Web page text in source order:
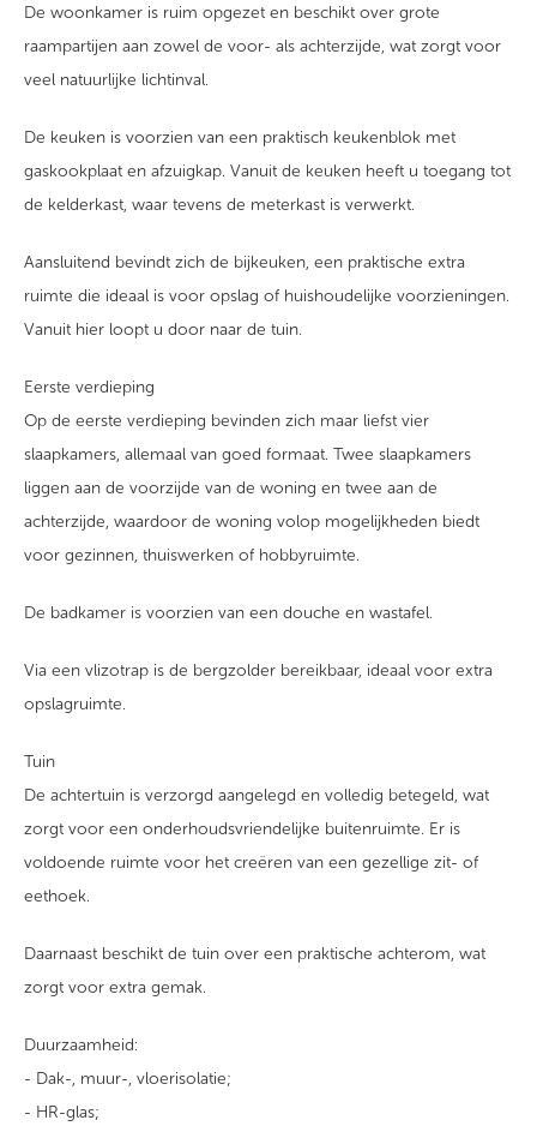
De woonkamer is ruim opgezet en beschikt over grote
raampartijen aan zowel de voor- als achterzijde, wat zorgt voor
veel natuurlijke lichtinval.
De keuken is voorzien van een praktisch keukenblok met
gaskookplaat en afzuigkap. Vanuit de keuken heeft u toegang tot
de kelderkast, waar tevens de meterkast is verwerkt.
Aansluitend bevindt zich de bijkeuken, een praktische extra
ruimte die ideaal is voor opslag of huishoudelijke voorzieningen.
Vanuit hier loopt u door naar de tuin.
Eerste verdieping
Op de eerste verdieping bevinden zich maar liefst vier
slaapkamers, allemaal van goed formaat. Twee slaapkamers
liggen aan de voorzijde van de woning en twee aan de
achterzijde, waardoor de woning volop mogelijkheden biedt
voor gezinnen, thuiswerken of hobbyruimte.
De badkamer is voorzien van een douche en wastafel.
Via een vlizotrap is de bergzolder bereikbaar, ideaal voor extra
opslagruimte.
Tuin
De achtertuin is verzorgd aangelegd en volledig betegeld, wat
zorgt voor een onderhoudsvriendelijke buitenruimte. Er is
voldoende ruimte voor het creëren van een gezellige zit- of
eethoek.
Daarnaast beschikt de tuin over een praktische achterom, wat
zorgt voor extra gemak.
Duurzaamheid:
- Dak-, muur-, vloerisolatie;
- HR-glas;